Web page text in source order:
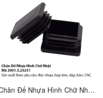
Chân Đế Nhựa Hình Chữ Nhật – Mã 2901.3.25251